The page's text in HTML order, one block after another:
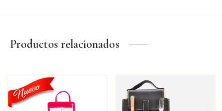
Eventos especiales
Una pieza pensada para quienes valoran los detalles y la
Productos relacionados